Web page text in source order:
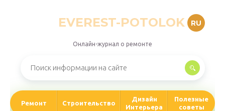
EVEREST-POTOLOK RU
Онлайн-журнал о ремонте
Ремонт Строительство
Дизайн
Интерьера
Полезные
советы